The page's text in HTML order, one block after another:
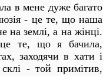
в мене дуже багато
- це те, що наша
на землі, а на жінці.
те, що я бачила,
заходячи в хати і
- той примітив,